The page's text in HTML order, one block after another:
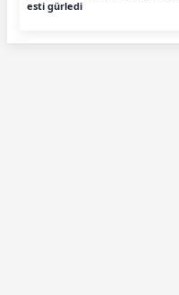
esti gürledi